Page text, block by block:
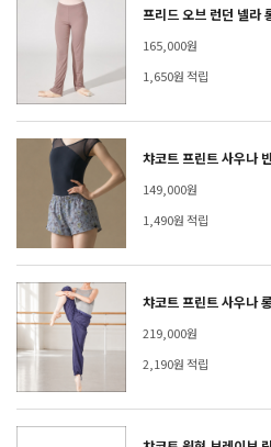
프리드 오브 런던 넬라
165,000원
1,650원 적립
챠코트 프린트 사우나
149,000원
1,490원 적립
챠코트 프린트 사우나
219,000원
2,190원 적립